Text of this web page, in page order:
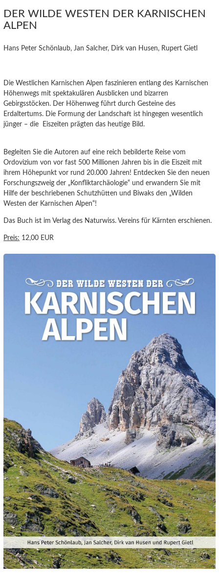
DER WILDE WESTEN DER KARNISCHEN
ALPEN
Hans Peter Schönlaub, Jan Salcher, Dirk van Husen, Rupert Gietl
Die Westlichen Karnischen Alpen faszinieren entlang des Karnischen
Höhenwegs mit spektakulären Ausblicken und bizarren
Gebirgsstöcken. Der Höhenweg führt durch Gesteine des
Erdaltertums. Die Formung der Landschaft ist hingegen wesentlich
jünger – die Eiszeiten prägten das heutige Bild.
Begleiten Sie die Autoren auf eine reich bebilderte Reise vom
Ordovizium von vor fast 500 Millionen Jahren bis in die Eiszeit mit
ihrem Höhepunkt vor rund 20.000 Jahren! Entdecken Sie den neuen
Forschungszweig der „Konfliktarchäologie“ und erwandern Sie mit
Hilfe der beschriebenen Schutzhütten und Biwaks den „Wilden
Westen der Karnischen Alpen“!
Das Buch ist im Verlag des Naturwiss. Vereins für Kärnten erschienen.
Preis: 12,00 EUR